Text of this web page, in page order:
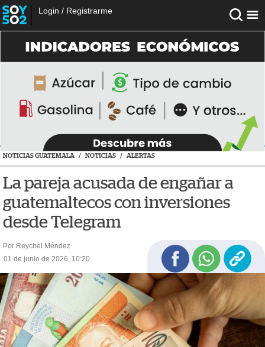
Login / Registrarme
NOTICIAS GUATEMALA / NOTICIAS / ALERTAS
La pareja acusada de engañar a
guatemaltecos con inversiones
desde Telegram
Por Reychel Méndez
01 de junio de 2026, 10:20